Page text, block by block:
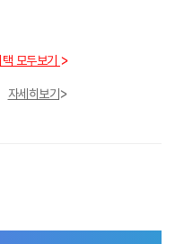
모두보기
자세히보기